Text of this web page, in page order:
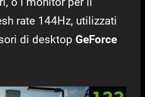
rate 144Hz, utilizzati
di desktop GeForce